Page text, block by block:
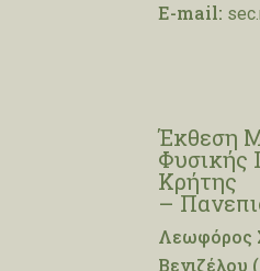
E-mail:
Έκθεση
Φυσικής
Κρήτης
–
Λεωφόρος
Βενιζέλου